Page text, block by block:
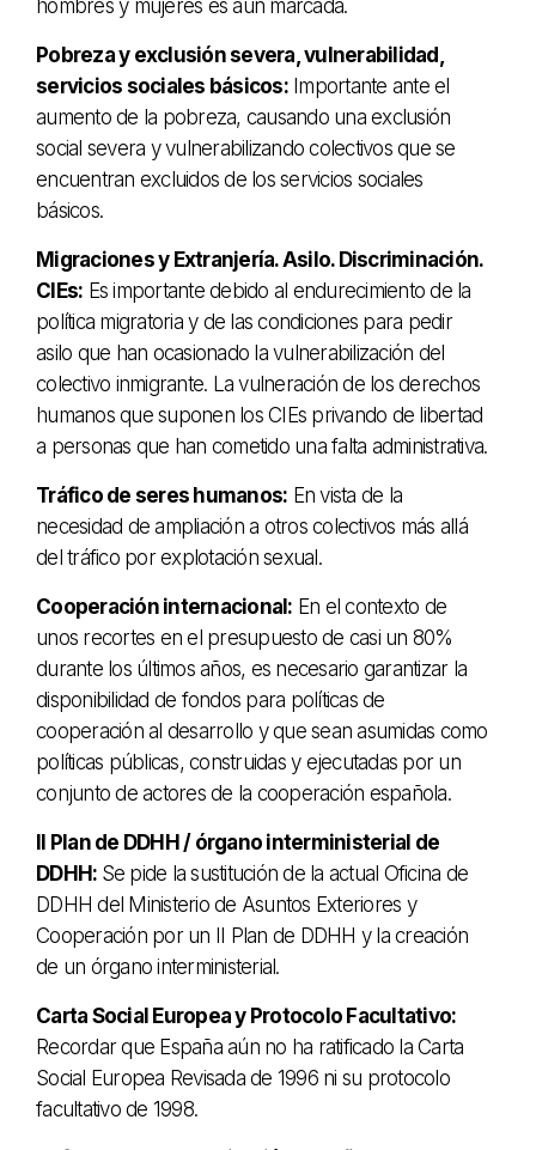
hombres y mujeres es aún marcada.
Pobreza y exclusión severa, vulnerabilidad,
servicios sociales básicos:Importante ante el
aumento de la pobreza, causando una exclusión
social severa y vulnerabilizando colectivos que se
encuentran excluidos de los servicios sociales
básicos.
Migraciones y Extranjería. Asilo. Discriminación.
CIEs: Es importante debido al endurecimiento de la
política migratoria y de las condiciones para pedir
asilo que han ocasionado la vulnerabilización del
colectivo inmigrante. La vulneración de los derechos
humanos que suponen los CIEs privando de libertad
a personas que han cometido una falta administrativa.
Tráfico de seres humanos: En vista de la
necesidad de ampliación a otros colectivos más allá
del tráfico por explotación sexual.
Cooperación internacional: En el contexto de
unos recortes en el presupuesto de casi un 80%
durante los últimos años, es necesario garantizar la
disponibilidad de fondos para políticas de
cooperación al desarrollo y que sean asumidas como
políticas públicas, construidas y ejecutadas por un
conjunto de actores de la cooperación española.
II Plan de DDHH / órgano interministerial de
DDHH: Se pide la sustitución de la actual Oficina de
DDHH del Ministerio de Asuntos Exteriores y
Cooperación por un II Plan de DDHH y la creación
de un órgano interministerial.
Carta Social Europea y Protocolo Facultativo:
Recordar que España aún no ha ratificado la Carta
Social Europea Revisada de 1996 ni su protocolo
facultativo de 1998.